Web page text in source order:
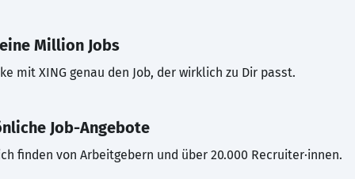
Million Jobs
mit XING genau den Job, der wirklich zu Dir passt.
Job-Angebote
finden von Arbeitgebern und über 20.000 Recruiter·innen.